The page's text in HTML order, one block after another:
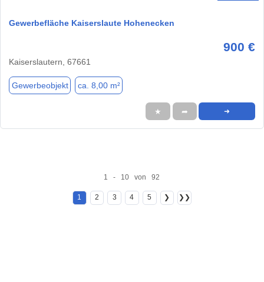
Gewerbefläche Kaiserslaute Hohenecken
900 €
Kaiserslautern, 67661
Gewerbeobjekt ca. 8,00 m²
★ ➦ ➜
1 - 10 von 92
1 2 3 4 5 ❯ ❯❯